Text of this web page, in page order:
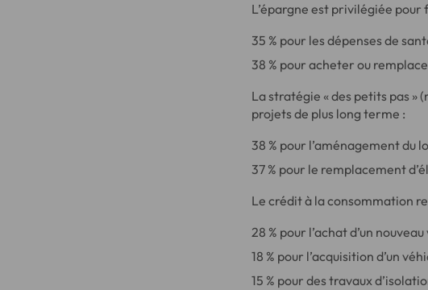
L’épargne est privilégiée
35 % pour les dépenses de
38 % pour acheter ou
La stratégie « des petits pas »
projets de plus long terme :
38 % pour l’aménagement du
37 % pour le remplacement
Le crédit à la consommation
28 % pour l’achat d’un
18 % pour l’acquisition d’un
15 % pour des travaux